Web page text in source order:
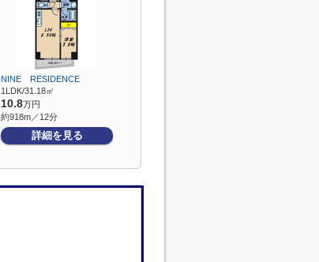
NINE RESIDENCE
1LDK/31.18㎡
10.8万円
約918m／12分
詳細を見る